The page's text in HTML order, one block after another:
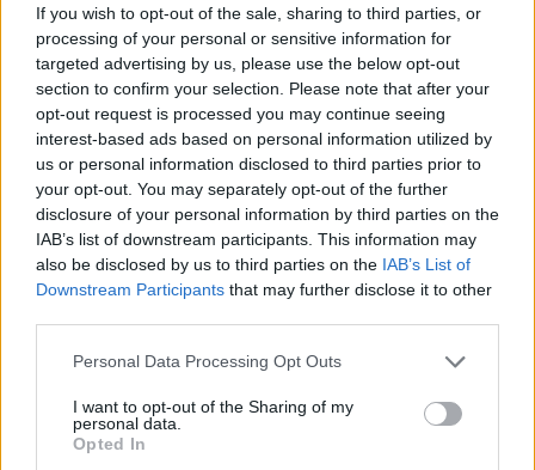
If you wish to opt-out of the sale, sharing to third parties, or
processing of your personal or sensitive information for
targeted advertising by us, please use the below opt-out
section to confirm your selection. Please note that after your
opt-out request is processed you may continue seeing
interest-based ads based on personal information utilized by
us or personal information disclosed to third parties prior to
your opt-out. You may separately opt-out of the further
disclosure of your personal information by third parties on the
IAB’s list of downstream participants. This information may
also be disclosed by us to third parties on the IAB’s List of
Downstream Participants that may further disclose it to other
Please note that this website/app uses one or more Google
not limited to your visit or usage behaviour. You may click to
grant or deny consent to Google and its third-party tags to
use your data for below specified purposes in below Google
Personal Data Processing Opt Outs
I want to opt-out of the Sharing of my
personal data.
Opted In
SZTÁRHÍREK
vigyázni kell – van, amikor jobb, ha
megmaradnak álomnak”